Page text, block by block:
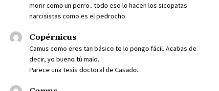
morir como un perro.. todo eso lo hacen los sicopatas
narcisistas como es el pedrocho
Copérnicus
Camus como eres tan básico te lo pongo fácil. Acabas de
decir, yo bueno tú malo.
Parece una tesis doctoral de Casado.